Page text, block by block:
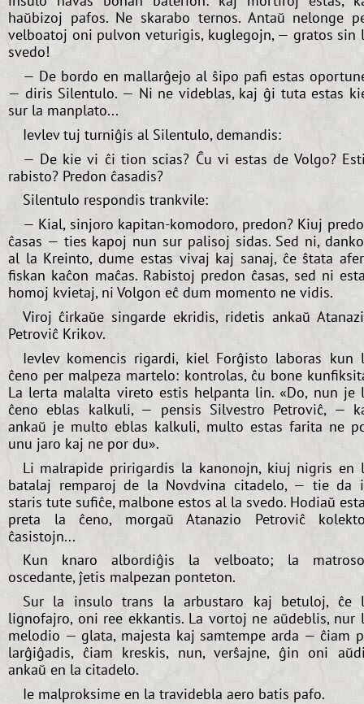
haŭbizoj pafos. Ne skarabo ternos. Antaŭ nelonge
velboatoj oni pulvon veturigis, kuglegojn, — gratos sin
svedo!
— De bordo en mallarĝejo al ŝipo pafi estas
— diris Silentulo. — Ni ne videblas, kaj ĝi tuta estas
sur la manplato...
Ievlev tuj turniĝis al Silentulo, demandis:
— De kie vi ĉi tion scias? Ĉu vi estas de Volgo?
rabisto? Predon ĉasadis?
Silentulo respondis trankvile:
— Kial, sinjoro kapitan-komodoro, predon? Kiuj
ĉasas — ties kapoj nun sur palisoj sidas. Sed ni,
al la Kreinto, dume estas vivaj kaj sanaj, ĉe ŝtata
fiskan kaĉon maĉas. Rabistoj predon ĉasas, sed ni
homoj kvietaj, ni Volgon eĉ dum momento ne vidis.
Viroj ĉirkaŭe singarde ekridis, ridetis ankaŭ
Petroviĉ Krikov.
Ievlev komencis rigardi, kiel Forĝisto laboras kun
ĉeno per malpeza martelo: kontrolas, ĉu bone
La lerta malalta vireto estis helpanta lin. «Do, nun je
ĉeno eblas kalkuli, — pensis Silvestro Petroviĉ, —
ankaŭ je multo eblas kalkuli, multo estas farita ne
unu jaro kaj ne por du».
Li malrapide pririgardis la kanonojn, kiuj nigris en
batalaj remparoj de la Novdvina citadelo, — tie da
staris tute sufiĉe, malbone estos al la svedo. Hodiaŭ
preta la ĉeno, morgaŭ Atanazio Petroviĉ
ĉasistojn...
Kun knaro albordiĝis la velboato; la
oscedante, ĵetis malpezan ponteton.
Sur la insulo trans la arbustaro kaj betuloj, ĉe
lignofajro, oni ree ekkantis. La vortoj ne aŭdeblis, nur
melodio — glata, majesta kaj samtempe arda — ĉiam
larĝiĝadis, ĉiam kreskis, nun, verŝajne, ĝin oni
ankaŭ en la citadelo.
Ie malproksime en la travidebla aero batis pafo.